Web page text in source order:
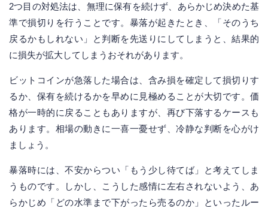
2つ目の対処法は、無理に保有を続けず、あらかじめ決めた基
準で損切りを行うことです。暴落が起きたとき、「そのうち
戻るかもしれない」と判断を先送りにしてしまうと、結果的
に損失が拡大してしまうおそれがあります。
ビットコインが急落した場合は、含み損を確定して損切りす
るか、保有を続けるかを早めに見極めることが大切です。価
格が一時的に戻ることもありますが、再び下落するケースも
あります。相場の動きに一喜一憂せず、冷静な判断を心がけ
ましょう。
暴落時には、不安からつい「もう少し待てば」と考えてしま
うものです。しかし、こうした感情に左右されないよう、あ
らかじめ「どの水準まで下がったら売るのか」といったルー